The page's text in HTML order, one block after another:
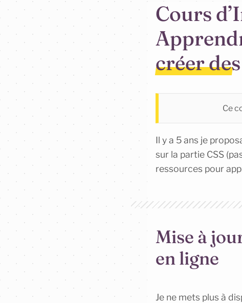
Cours
créer
Ce
Il y a 5 ans je
sur la partie CSS
ressources pour
Mise à
en ligne
Je ne mets plus à